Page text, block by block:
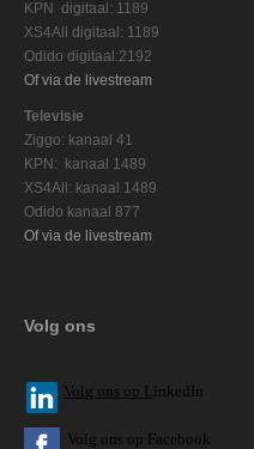
KPN digitaal: 1189
XS4All digitaal: 1189
Odido digitaal:2192
Of via de livestream
Televisie
Ziggo: kanaal 41
KPN: kanaal 1489
XS4All: kanaal 1489
Odido kanaal 877
Of via de livestream
Volg ons
Volg ons op L inkedIn
Volg ons op Facebook